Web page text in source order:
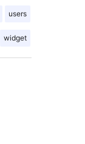
users
widget